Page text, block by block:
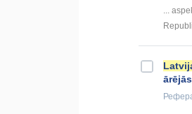
...